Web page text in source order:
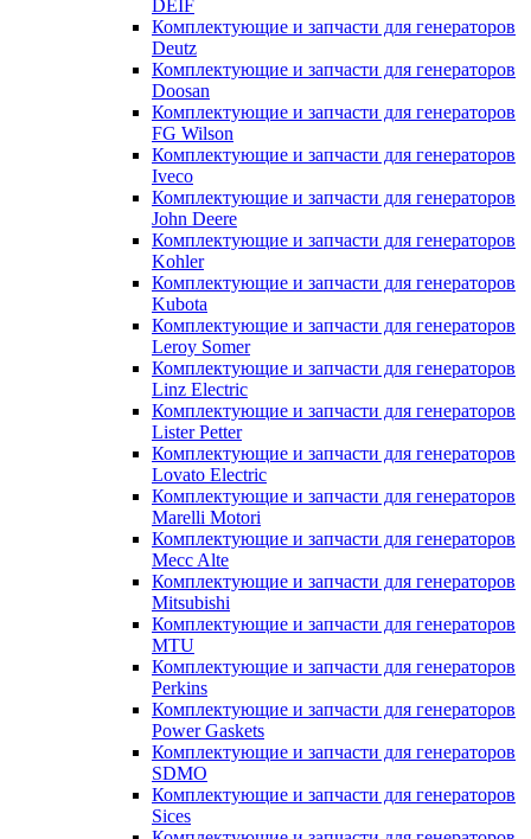
DEIF
Комплектующие и запчасти для генераторов
Deutz
Комплектующие и запчасти для генераторов
Doosan
Комплектующие и запчасти для генераторов
FG Wilson
Комплектующие и запчасти для генераторов
Iveco
Комплектующие и запчасти для генераторов
John Deere
Комплектующие и запчасти для генераторов
Kohler
Комплектующие и запчасти для генераторов
Kubota
Комплектующие и запчасти для генераторов
Leroy Somer
Комплектующие и запчасти для генераторов
Linz Electric
Комплектующие и запчасти для генераторов
Lister Petter
Комплектующие и запчасти для генераторов
Lovato Electric
Комплектующие и запчасти для генераторов
Marelli Motori
Комплектующие и запчасти для генераторов
Mecc Alte
Комплектующие и запчасти для генераторов
Mitsubishi
Комплектующие и запчасти для генераторов
MTU
Комплектующие и запчасти для генераторов
Perkins
Комплектующие и запчасти для генераторов
Power Gaskets
Комплектующие и запчасти для генераторов
SDMO
Комплектующие и запчасти для генераторов
Sices